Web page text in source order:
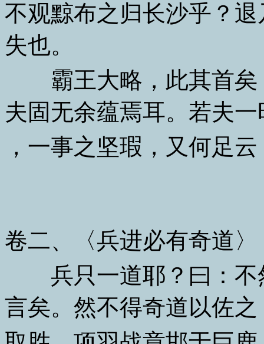
不观黥布之归长沙乎？
失也。
霸王大略，此其首矣
夫固无余蕴焉耳。若夫
，一事之坚瑕，又何足云
卷二、〈兵进必有奇道
兵只一道耶？曰：不
言矣。然不得奇道以佐